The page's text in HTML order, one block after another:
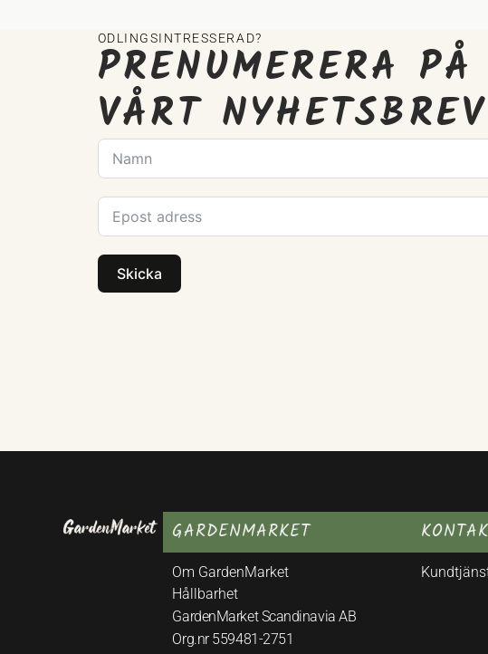
ODLINGSINTRESSERAD?
PRENUMERERA PÅ
VÅRT NYHETSBREV
Skicka
GARDENMARKET
Om GardenMarket
Hållbarhet
GardenMarket Scandinavia AB
Org.nr 559481-2751